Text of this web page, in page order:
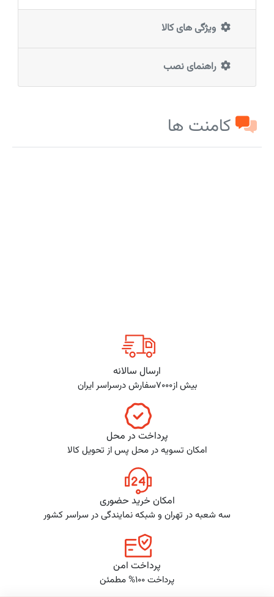
ویژگی های کالا
راهنمای نصب
کامنت ها
ارسال سالانه
بیش از7000سفارش درسراسر ایران
پرداخت در محل
امکان تسویه در محل پس از تحویل کالا
امکان خرید حضوری
سه شعبه در تهران و شبکه نمایندگی در سراسر کشور
پرداخت امن
پرداخت 100% مطمئن